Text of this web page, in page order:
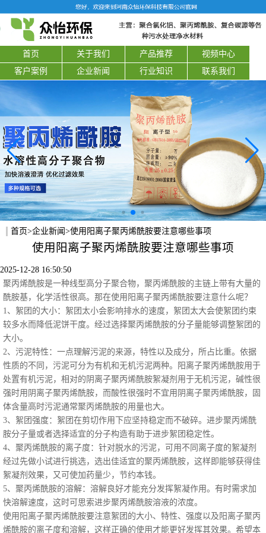
首页 关于我们 产品推荐
视频中心
客户案例
企业新闻 行业知识 联系我们
首页>企业新闻 >使用阳离子聚丙烯酰胺要注意哪些事项
使用阳离子聚丙烯酰胺要注意哪些事项
2025-12-28 16:50:50
聚丙烯酰胺是一种线型高分子聚合物，聚丙烯酰胺的主链上带有大量的
酰胺基，化学活性很高。那在使用阳离子聚丙烯酰胺要注意什么呢？
1、絮团的大小：絮团太小会影响排水的速度，絮团太大会使絮团约束
较多水而降低泥饼干度。经过选择聚丙烯酰胺的分子量能够调整絮团的
大小。
2、污泥特性：一点理解污泥的来源，特性以及成分，所占比重。依据
性质的不同，污泥可分为有机和无机污泥两种。阳离子聚丙烯酰胺用于
处置有机污泥，相对的阴离子聚丙烯酰胺絮凝剂用于无机污泥，碱性很
强时用阴离子聚丙烯酰胺，而酸性很强时不宜用阴离子聚丙烯酰胺，固
体含量高时污泥通常聚丙烯酰胺的用量也大。
3、絮团强度：絮团在剪切作用下应坚持稳定而不破碎。进步聚丙烯酰
胺分子量或者选择适宜的分子构造有助于进步絮团稳定性。
4、聚丙烯酰胺的离子度：针对脱水的污泥，可用不同离子度的絮凝剂
经过先做小试进行挑选，选出佳适宜的聚丙烯酰胺，这样即能够获得佳
絮凝剂效果，又可使加药量少，节约本钱。
5、聚丙烯酰胺的溶解：溶解良好才能充分发挥絮凝作用。有时需求加
快溶解速度，这时可思索进步聚丙烯酰胺溶液的浓度。
使用阳离子聚丙烯酰胺要注意絮团的大小、特性、强度以及阳离子聚丙
烯酰胺的离子度和溶解，这样正确的使用才能更好发挥其效果。希望本